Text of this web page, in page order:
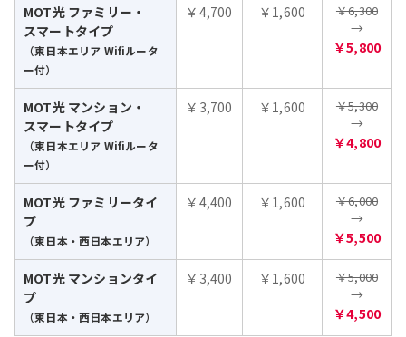
MOT光 ファミリー・
スマートタイプ
（東日本エリア Wifiルータ
ー付）
￥4,700 ￥1,600 ￥6,300
→
￥5,800
MOT光 マンション・
スマートタイプ
（東日本エリア Wifiルータ
ー付）
￥3,700 ￥1,600 ￥5,300
→
￥4,800
MOT光 ファミリータイ
プ
（東日本・西日本エリア）
￥4,400 ￥1,600 ￥6,000
→
￥5,500
MOT光 マンションタイ
プ
（東日本・西日本エリア）
￥3,400 ￥1,600 ￥5,000
→
￥4,500